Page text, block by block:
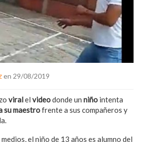
en 29/08/2019
viralel videodonde un niño intenta
su maestrofrente a sus compañeros y
el niño de 13 años es alumno del